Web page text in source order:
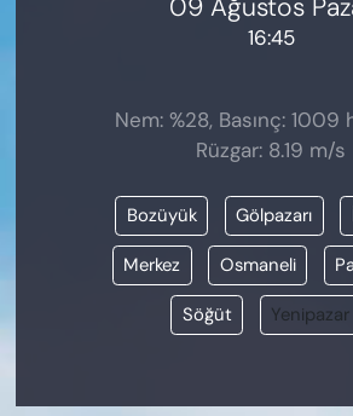
09 Ağustos
16:45
Nem: %28, Basınç: 1009
Rüzgar: 8.19 m/s
Bozüyük Gölpazarı
Merkez Osmaneli
Söğüt Yenipazar
ÖZEL HABER
SİYASET
VAN VE DİYARBAKIR